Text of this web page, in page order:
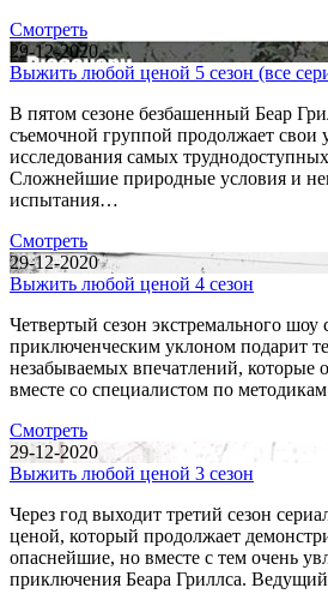
Смотреть
29-12-2020
Выжить любой ценой 5 сезон (все
В пятом сезоне безбашенный Беар
съемочной группой продолжает свои
исследования самых
Сложнейшие природные условия и
испытания…
Смотреть
29-12-2020
Выжить любой ценой 4 сезон
Четвертый сезон экстремального
приключенческим уклоном подарит
незабываемых впечатлений, которые
вместе со специалистом по
Смотреть
29-12-2020
Выжить любой ценой 3 сезон
Через год выходит третий сезон
ценой, который продолжает
опаснейшие, но вместе с тем очень
приключения Беара Гриллса.